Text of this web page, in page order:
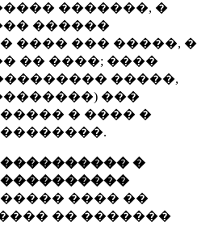
�������, �
������
���� ��� �����, �
�� ����; ����
�����,
���
� ���� �
�
���� ��
�� �������